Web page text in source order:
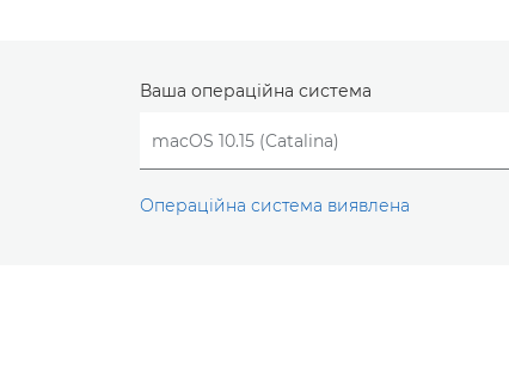
Ваша операційна система
Операційна система виявлена